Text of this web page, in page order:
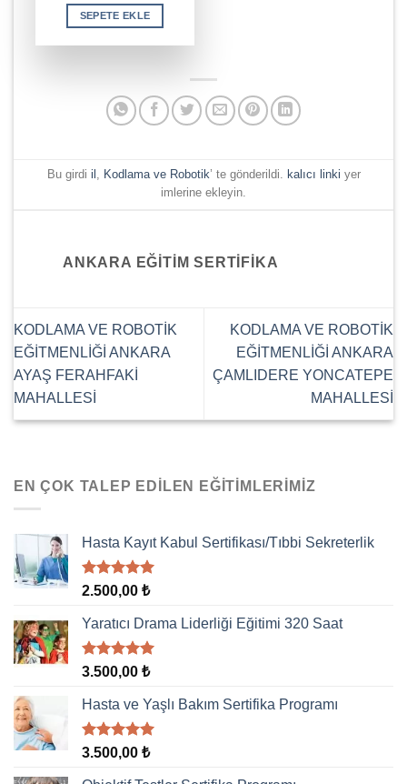
SEPETE EKLE
Bu girdi il , Kodlama ve Robotik’ te gönderildi. kalıcı linki yer
imlerine ekleyin.
ANKARA EĞITIM SERTIFIKA
KODLAMA VE ROBOTİK
EĞİTMENLİĞİ ANKARA
AYAŞ FERAHFAKİ
MAHALLESİ
KODLAMA VE ROBOTİK
EĞİTMENLİĞİ ANKARA
ÇAMLIDERE YONCATEPE
MAHALLESİ
EN ÇOK TALEP EDILEN EĞITIMLERIMIZ
Hasta Kayıt Kabul Sertifikası/Tıbbi Sekreterlik
5 üzerinden
aldı
2.500,00 ₺
Yaratıcı Drama Liderliği Eğitimi 320 Saat
5 üzerinden
aldı
3.500,00 ₺
Hasta ve Yaşlı Bakım Sertifika Programı
5 üzerinden
aldı
3.500,00 ₺